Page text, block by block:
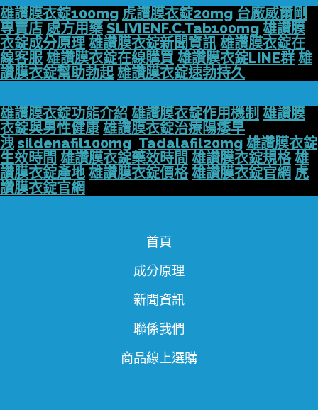
雄讚膜衣錠100mg 虎讚膜衣錠20mg 台廠威爾剛
專賣店 處方用藥 SLIVIENF.C.Tab100mg 雄讚膜
衣錠成分原理 雄讚膜衣錠新聞資訊 雄讚膜衣錠在
線客服 雄讚膜衣錠在線購買 雄讚膜衣錠LINE群 雄
讚膜衣錠幫助勃起 雄讚膜衣錠速勃持久
雄讚膜衣錠功能介紹 雄讚膜衣錠作用機制 雄讚膜
衣錠與男性健康 雄讚膜衣錠治療陽痿早
洩 sildenafil100mg Tadalafil20mg 雄讚膜衣錠
生效時間 雄讚膜衣錠藥效時間 雄讚膜衣錠規格 雄
讚膜衣錠產地 雄讚膜衣錠價格 雄讚膜衣錠官網 虎
讚膜衣錠官網
首頁
成分原理
新聞資訊
聯係我們
商品線上選購